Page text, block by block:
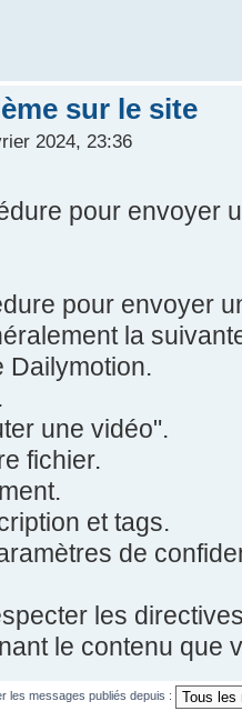
sur le site
2024, 23:36
pour envoyer
pour envoyer
la
Dailymotion.
une vidéo".
fichier.
et tags.
de
les
le contenu que
les messages publiés depuis :